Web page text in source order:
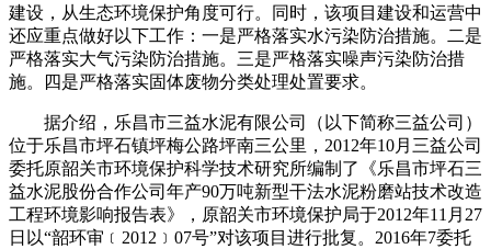
建设，从生态环境保护角度可行。同时，该项目建设和运营中
还应重点做好以下工作：一是严格落实水污染防治措施。二是
严格落实大气污染防治措施。三是严格落实噪声污染防治措
施。四是严格落实固体废物分类处理处置要求。
据介绍，乐昌市三益水泥有限公司（以下简称三益公司）
位于乐昌市坪石镇坪梅公路坪南三公里，2012年10月三益公司
委托原韶关市环境保护科学技术研究所编制了《乐昌市坪石三
益水泥股份合作公司年产90万吨新型干法水泥粉磨站技术改造
工程环境影响报告表》，原韶关市环境保护局于2012年11月27
日以“韶环审﹝2012﹞07号”对该项目进行批复。2016年7委托